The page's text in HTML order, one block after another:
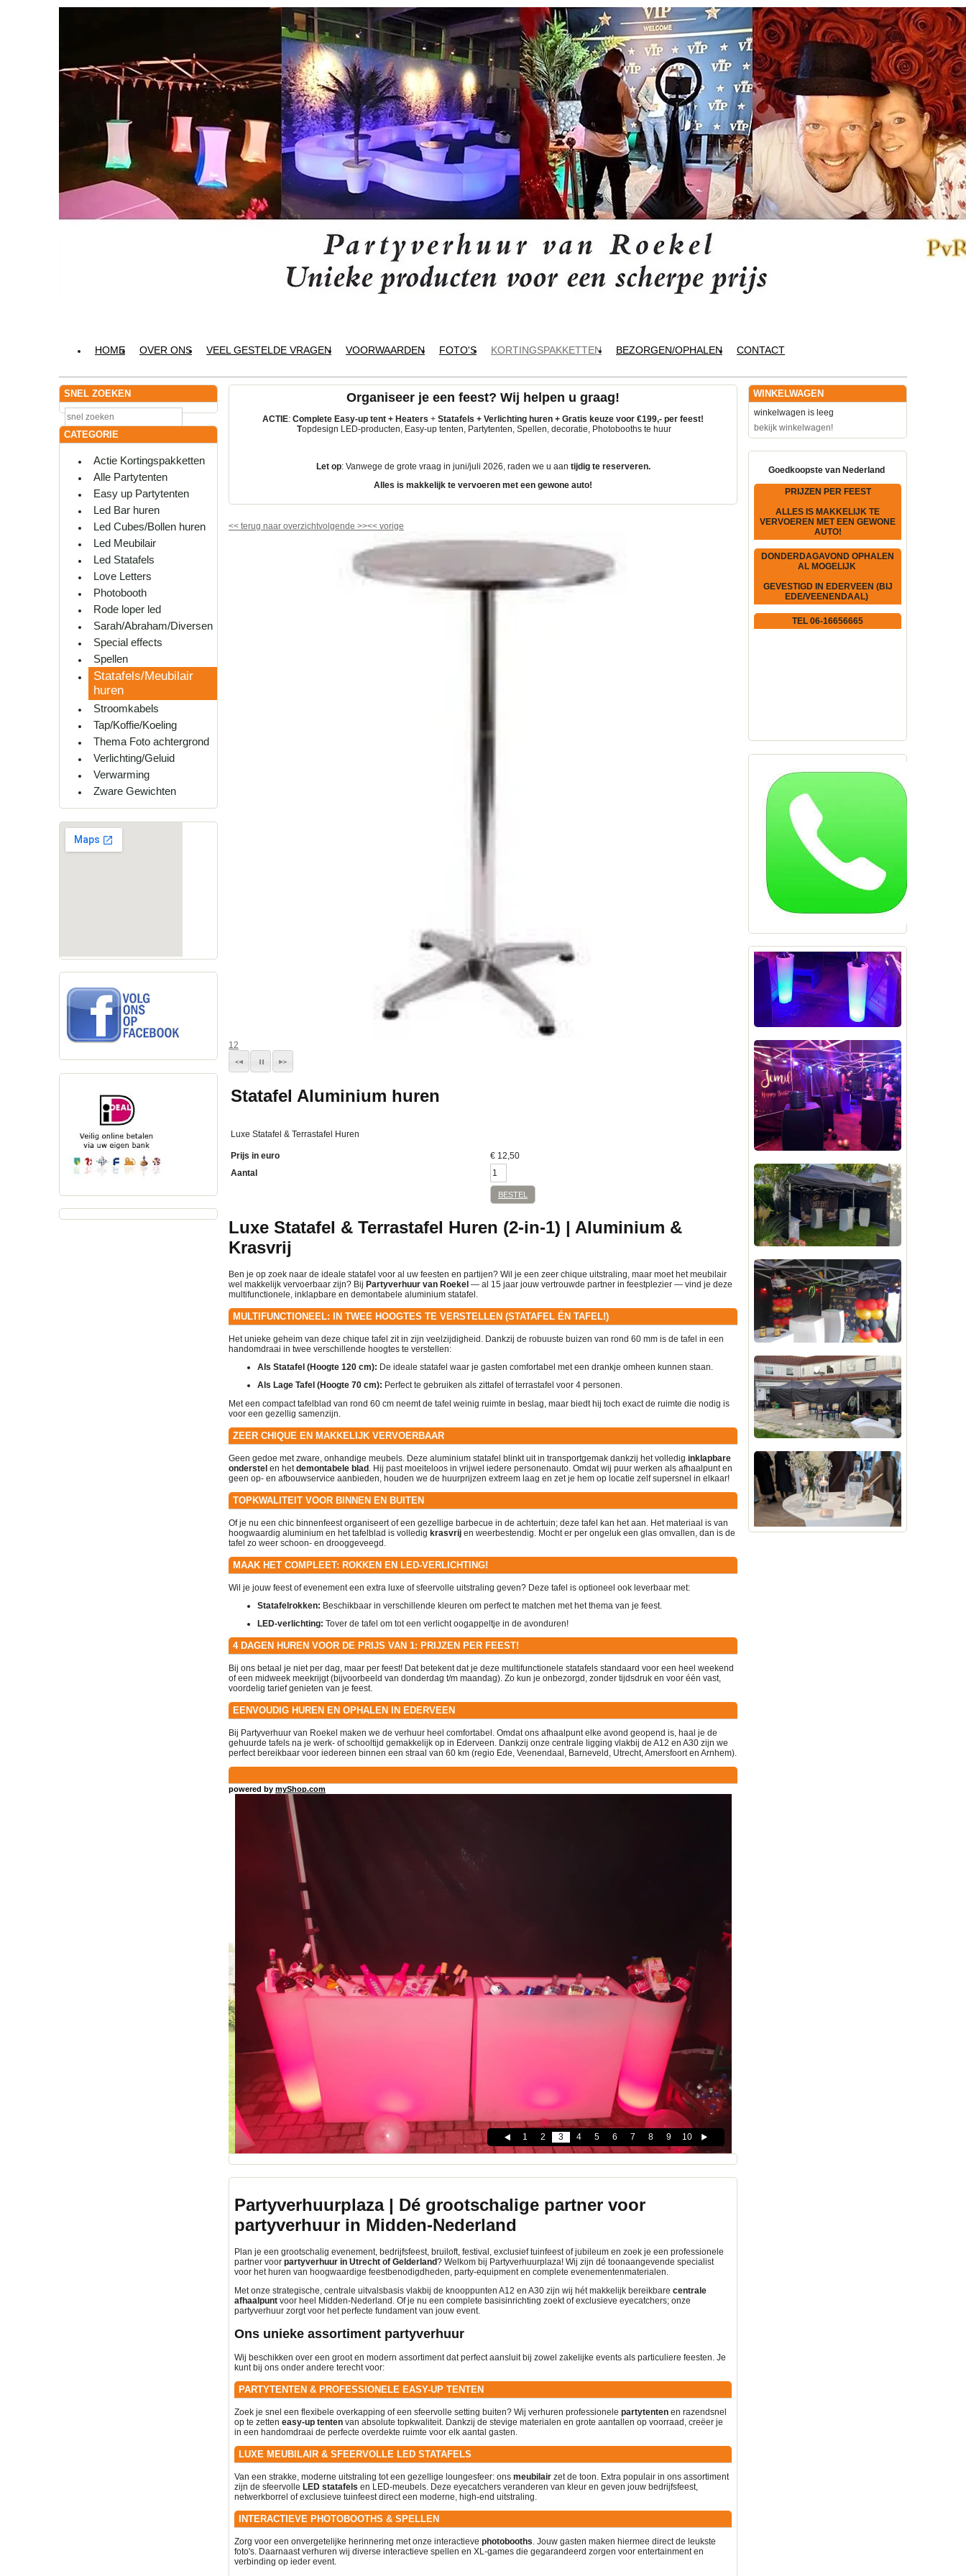
HOME OVER ONS VEEL GESTELDE VRAGEN VOORWAARDEN FOTO'S KORTINGSPAKKETTEN BEZORGEN/OPHALEN CONTACT
SNEL ZOEKEN
CATEGORIE
Actie Kortingspakketten
Alle Partytenten
Easy up Partytenten
Led Bar huren
Led Cubes/Bollen huren
Led Meubilair
Led Statafels
Love Letters
Photobooth
Rode loper led
Sarah/Abraham/Diversen
Special effects
Spellen
Statafels/Meubilair
huren
Stroomkabels
Tap/Koffie/Koeling
Thema Foto achtergrond
Verlichting/Geluid
Verwarming
Zware Gewichten
Organiseer je een feest? Wij helpen u graag!
ACTIE: Complete Easy-up tent + Heaters + Statafels + Verlichting huren + Gratis keuze voor €199,- per feest!
Topdesign LED-producten, Easy-up tenten, Partytenten, Spellen, decoratie, Photobooths te huur
Let op: Vanwege de grote vraag in juni/juli 2026, raden we u aan tijdigte reserveren.
Alles is makkelijk te vervoeren met een gewone auto!
<< terug naar overzichtvolgende >><< vorige
12
Statafel Aluminium huren
Luxe Statafel & Terrastafel Huren
Prijs in euro € 12,50
Aantal
BESTEL
Luxe Statafel & Terrastafel Huren (2-in-1) | Aluminium &
Krasvrij
Ben je op zoek naar de ideale statafel voor al uw feesten en partijen? Wil je een zeer chique uitstraling, maar moet het meubilair
wel makkelijk vervoerbaar zijn? Bij Partyverhuur van Roekel — al 15 jaar jouw vertrouwde partner in feestplezier — vind je deze
multifunctionele, inklapbare en demontabele aluminium statafel.
MULTIFUNCTIONEEL: IN TWEE HOOGTES TE VERSTELLEN (STATAFEL ÉN TAFEL!)
Het unieke geheim van deze chique tafel zit in zijn veelzijdigheid. Dankzij de robuuste buizen van rond 60 mm is de tafel in een
handomdraai in twee verschillende hoogtes te verstellen:
Als Statafel (Hoogte 120 cm): De ideale statafel waar je gasten comfortabel met een drankje omheen kunnen staan.
Als Lage Tafel (Hoogte 70 cm): Perfect te gebruiken als zittafel of terrastafel voor 4 personen.
Met een compact tafelblad van rond 60 cm neemt de tafel weinig ruimte in beslag, maar biedt hij toch exact de ruimte die nodig is
voor een gezellig samenzijn.
ZEER CHIQUE EN MAKKELIJK VERVOERBAAR
Geen gedoe met zware, onhandige meubels. Deze aluminium statafel blinkt uit in transportgemak dankzij het volledig inklapbare
onderstel en hetdemontabele blad . Hij past moeiteloos in vrijwel iedere personenauto. Omdat wij puur werken als afhaalpunt en
geen op- en afbouwservice aanbieden, houden we de huurprijzen extreem laag en zet je hem op locatie zelf supersnel in elkaar!
TOPKWALITEIT VOOR BINNEN EN BUITEN
Of je nu een chic binnenfeest organiseert of een gezellige barbecue in de achtertuin; deze tafel kan het aan. Het materiaal is van
hoogwaardig aluminium en het tafelblad is volledig krasvrij en weerbestendig. Mocht er per ongeluk een glas omvallen, dan is de
tafel zo weer schoon- en drooggeveegd.
MAAK HET COMPLEET: ROKKEN EN LED-VERLICHTING!
Wil je jouw feest of evenement een extra luxe of sfeervolle uitstraling geven? Deze tafel is optioneel ook leverbaar met:
Statafelrokken: Beschikbaar in verschillende kleuren om perfect te matchen met het thema van je feest.
LED-verlichting: Tover de tafel om tot een verlicht oogappeltje in de avonduren!
4 DAGEN HUREN VOOR DE PRIJS VAN 1: PRIJZEN PER FEEST!
Bij ons betaal je niet per dag, maar per feest! Dat betekent dat je deze multifunctionele statafels standaard voor een heel weekend
of een midweek meekrijgt (bijvoorbeeld van donderdag t/m maandag). Zo kun je onbezorgd, zonder tijdsdruk en voor één vast,
voordelig tarief genieten van je feest.
EENVOUDIG HUREN EN OPHALEN IN EDERVEEN
Bij Partyverhuur van Roekel maken we de verhuur heel comfortabel . Omdat ons afhaalpunt elke avond geopend is, haal je de
gehuurde tafels na je werk- of schooltijd gemakkelijk op in Ederveen. Dankzij onze centrale ligging vlakbij de A12 en A30 zijn we
perfect bereikbaar voor iedereen binnen een straal van 60 km (regio Ede, Veenendaal, Barneveld, Utrecht, Amersfoort en Arnhem).
powered by myShop.com
1 2 3 4 5 6 7 8 9 10
Partyverhuurplaza | Dé grootschalige partner voor
partyverhuur in Midden-Nederland
Plan je een grootschalig evenement, bedrijfsfeest, bruiloft, festival, exclusief tuinfeest of jubileum en zoek je een professionele
partner voor partyverhuur in Utrecht of Gelderland? Welkom bij Partyverhuurplaza! Wij zijn dé toonaangevende specialist
voor het huren van hoogwaardige feestbenodigdheden, party-equipment en complete evenementenmaterialen.
Met onze strategische, centrale uitvalsbasis vlakbij de knooppunten A12 en A30 zijn wij hét makkelijk bereikbare centrale
afhaalpunt voor heel Midden-Nederland. Of je nu een complete basisinrichting zoekt of exclusieve eyecatchers; onze
partyverhuur zorgt voor het perfecte fundament van jouw event.
Ons unieke assortiment partyverhuur
Wij beschikken over een groot en modern assortiment dat perfect aansluit bij zowel zakelijke events als particuliere feesten. Je
kunt bij ons onder andere terecht voor:
PARTYTENTEN & PROFESSIONELE EASY-UP TENTEN
Zoek je snel een flexibele overkapping of een sfeervolle setting buiten? Wij verhuren professionele partytenten en razendsnel
op te zetten easy-up tenten van absolute topkwaliteit. Dankzij de stevige materialen en grote aantallen op voorraad, creëer je
in een handomdraai de perfecte overdekte ruimte voor elk aantal gasten.
LUXE MEUBILAIR & SFEERVOLLE LED STATAFELS
Van een strakke, moderne uitstraling tot een gezellige loungesfeer: ons meubilair zet de toon. Extra populair in ons assortiment
zijn de sfeervolle LED statafels en LED-meubels. Deze eyecatchers veranderen van kleur en geven jouw bedrijfsfeest,
netwerkborrel of exclusieve tuinfeest direct een moderne, high-end uitstraling.
INTERACTIEVE PHOTOBOOTHS & SPELLEN
Zorg voor een onvergetelijke herinnering met onze interactieve photobooths . Jouw gasten maken hiermee direct de leukste
foto's. Daarnaast verhuren wij diverse interactieve spellen en XL-games die gegarandeerd zorgen voor entertainment en
verbinding op ieder event.
WINKELWAGEN
winkelwagen is leeg
bekijk winkelwagen!
Goedkoopste van Nederland
PRIJZEN PER FEEST
ALLES IS MAKKELIJK TE
VERVOEREN MET EEN GEWONE
AUTO!
DONDERDAGAVOND OPHALEN
AL MOGELIJK
GEVESTIGD IN EDERVEEN (BIJ
EDE/VEENENDAAL)
TEL 06-16656665